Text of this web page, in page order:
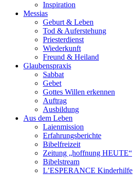
Inspiration
Messias
Geburt & Leben
Tod & Auferstehung
Priesterdienst
Wiederkunft
Freund & Heiland
Glaubenspraxis
Sabbat
Gebet
Gottes Willen erkennen
Auftrag
Ausbildung
Aus dem Leben
Laienmission
Erfahrungsberichte
Bibelfreizeit
Zeitung „hoffnung HEUTE“
Bibelstream
L’ESPERANCE Kinderhilfe